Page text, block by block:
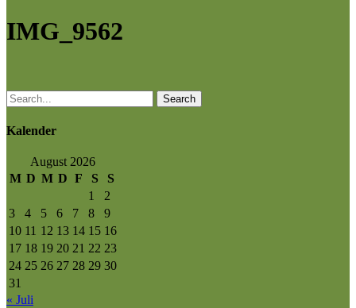
IMG_9562
Search
Kalender
August 2026
M D M D F S
S
1
2
3
4 5 6 7 8
9
10 11 12 13 14 15 16
17 18 19 20 21 22 23
24 25 26 27 28 29 30
31
« Juli